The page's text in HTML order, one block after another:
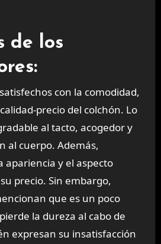
de los
con la comodidad,
precio del colchón. Lo
al tacto, acogedor y
al cuerpo. Además,
apariencia y el aspecto
precio. Sin embargo,
que es un poco
la dureza al cabo de
expresan su insatisfacción